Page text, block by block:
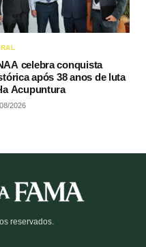
celebra conquista
após 38 anos de luta
Acupuntura
2026
reservados.